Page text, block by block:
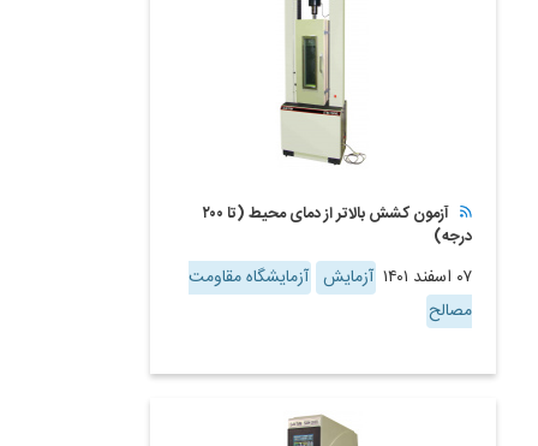
آزمون کشش بالاتر از دمای محیط (تا ۲۰۰
درجه)
۰۷ اسفند ۱۴۰۱ آزمایش آزمایشگاه مقاومت
مصالح